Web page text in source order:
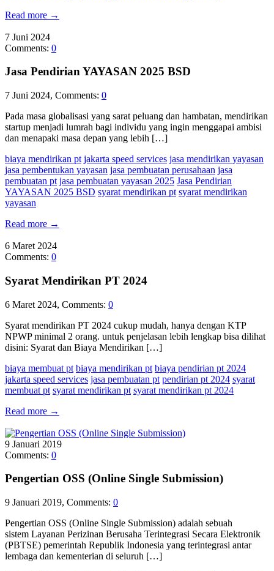
Read more →
7 Juni 2024
Comments: 0
Jasa Pendirian YAYASAN 2025 BSD
7 Juni 2024, Comments: 0
Pada masa globalisasi yang sarat peluang dan hambatan, mendirikan
startup menjadi lumrah bagi individu yang ingin menggapai ambisi
dan menapaki masa depan yang lebih […]
biaya mendirikan pt jakarta speed services jasa mendirikan yayasan
jasa pembentukan yayasan jasa pembuatan perusahaan jasa
pembuatan pt jasa pembuatan yayasan 2025 Jasa Pendirian
YAYASAN 2025 BSD syarat mendirikan pt syarat mendirikan
yayasan
Read more →
6 Maret 2024
Comments: 0
Syarat Mendirikan PT 2024
6 Maret 2024, Comments: 0
Syarat mendirikan PT 2024 cukup mudah, hanya dengan KTP
NPWP minimal 2 orang. untuk penjelasan lebih lengkap bisa dilihat
disini: Syarat dan Biaya Mendirikan […]
biaya membuat pt biaya mendirikan pt biaya pendirian pt 2024
jakarta speed services jasa pembuatan pt pendirian pt 2024 syarat
membuat pt syarat mendirikan pt syarat mendirikan pt 2024
Read more →
9 Januari 2019
Comments: 0
Pengertian OSS (Online Single Submission)
9 Januari 2019, Comments: 0
Pengertian OSS (Online Single Submission) adalah sebuah
sistem Layanan Perizinan Berusaha Terintegrasi Secara Elektronik
(PBTSE) pemerintah Republik Indonesia yang terintegrasi antar
lembaga dan kementerian di seluruh […]